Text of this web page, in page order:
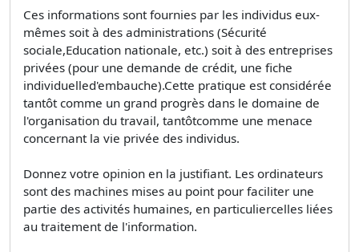
Ces informations sont fournies par les individus eux-
mêmes soit à des administrations (Sécurité
sociale,Education nationale, etc.) soit à des entreprises
privées (pour une demande de crédit, une fiche
individuelled'embauche).Cette pratique est considérée
tantôt comme un grand progrès dans le domaine de
l'organisation du travail, tantôtcomme une menace
concernant la vie privée des individus.
Donnez votre opinion en la justifiant. Les ordinateurs
sont des machines mises au point pour faciliter une
partie des activités humaines, en particuliercelles liées
au traitement de l'information.